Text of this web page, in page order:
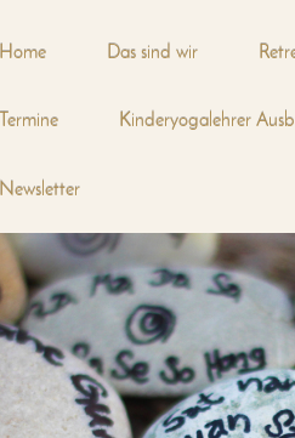
Home Das sind wir
Termine Kinderyogalehrer
Newsletter